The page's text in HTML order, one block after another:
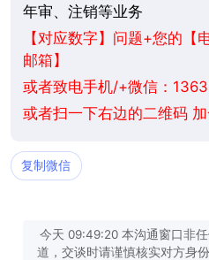
年审、注销等业务
【对应数字】问题+您的【
邮箱】
或者致电手机/+微信：
或者扫一下右边的二维码
复制微信
今天 09:49:20 本沟通窗口非
道，交谈时请谨慎核实对方身